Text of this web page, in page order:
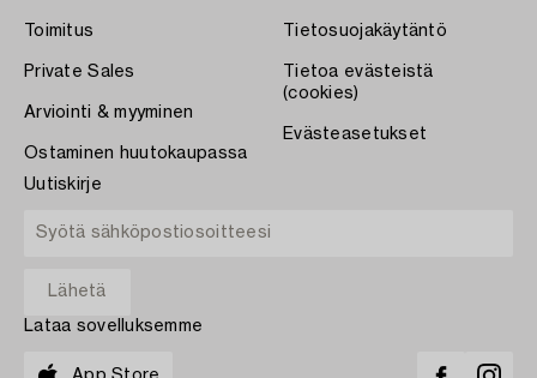
Toimitus
Private Sales
Arviointi & myyminen
Ostaminen huutokaupassa
Tietosuojakäytäntö
Tietoa evästeistä
(cookies)
Evästeasetukset
Uutiskirje
Lataa sovelluksemme